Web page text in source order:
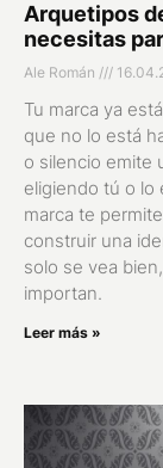
Arquetipos
necesitas
Ale Román
Tu marca ya
que no lo está
o silencio emite
eligiendo tú o lo
marca te
construir una
solo se vea
importan.
Leer más »